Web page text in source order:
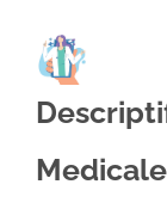
Medicale